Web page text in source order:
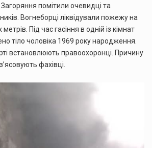
помітили очевидці та
Вогнеборці ліквідували пожежу на
Під час гасіння в одній із кімнат
тіло чоловіка 1969 року народження.
встановлюють правоохоронці. Причину
фахівці.